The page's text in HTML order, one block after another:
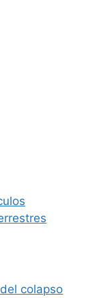
colapso